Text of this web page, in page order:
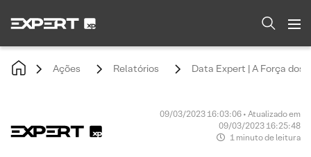
Ações Relatórios Data Expert | A Força dos
09/03/2023 16:03:06 • Atualizado em
09/03/2023 16:25:48
1 minuto de leitura